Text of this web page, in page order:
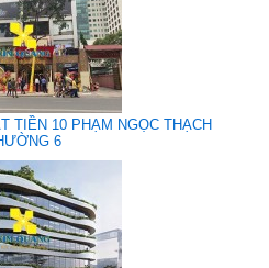
TIỀN 10 PHẠM NGỌC THẠCH
6